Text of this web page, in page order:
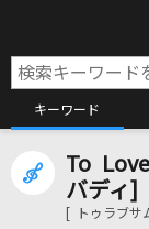
キーワード
To
バディ]
[ トゥラブサ